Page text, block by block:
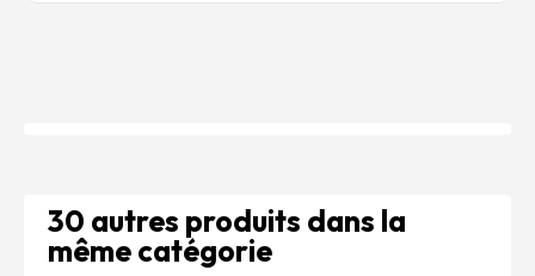
30 autres produits dans la
même catégorie